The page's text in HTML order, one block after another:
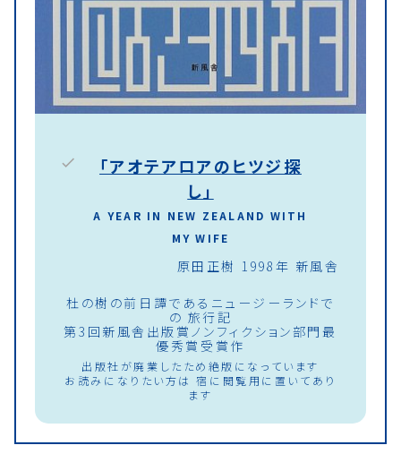
「アオテアロアのヒツジ探
し」
A YEAR IN NEW ZEALAND WITH
MY WIFE
原田正樹 1998年 新風舎
杜の樹の前日譚であるニュージーランドで
の 旅行記
第3回新風舎出版賞ノンフィクション部門最
優秀賞受賞作
出版社が廃業したため絶版になっています
お読みになりたい方は 宿に閲覧用に置いてあり
ます